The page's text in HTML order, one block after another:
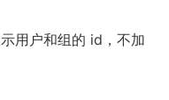
示用户和组的 id，不加